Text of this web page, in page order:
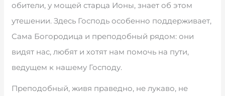
обители, у мощей старца Ионы, знает об этом
утешении. Здесь Господь особенно поддерживает,
Сама Богородица и преподобный рядом: они
видят нас, любят и хотят нам помочь на пути,
ведущем к нашему Господу.
Преподобный, живя праведно, не лукаво, не